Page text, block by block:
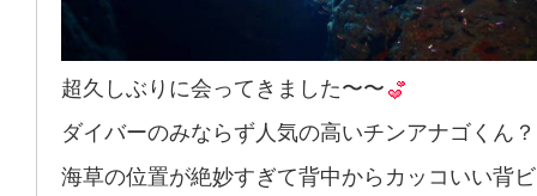
超久しぶりに会ってきました〜〜
ダイバーのみならず人気の高いチンアナゴくん
海草の位置が絶妙すぎて背中からカッコいい背